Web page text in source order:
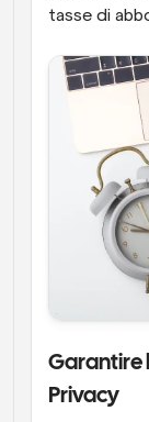
tasse di
Garantire
Privacy